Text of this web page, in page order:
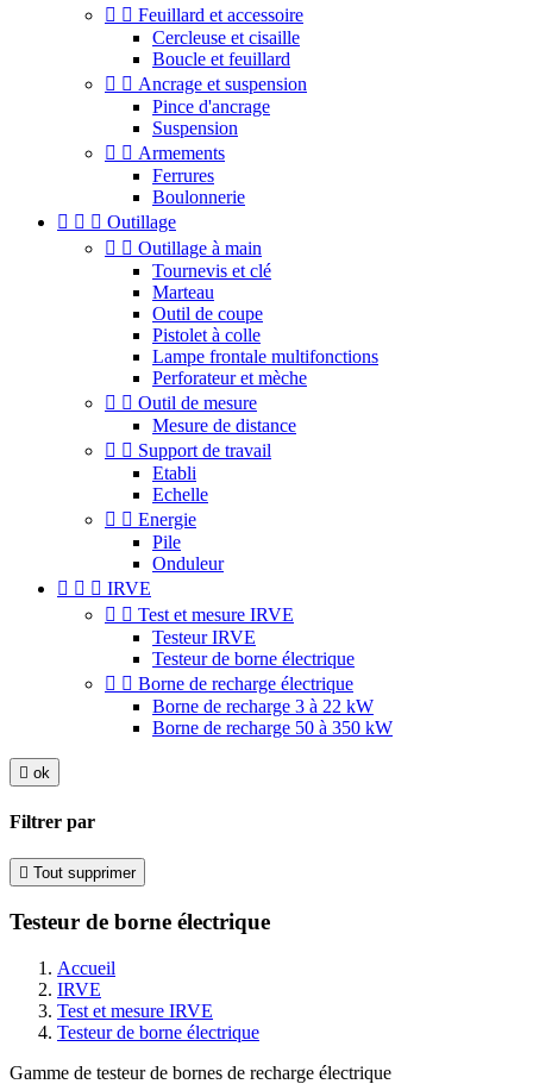
  Feuillard et accessoire
Cercleuse et cisaille
Boucle et feuillard
  Ancrage et suspension
Pince d'ancrage
Suspension
  Armements
Ferrures
Boulonnerie
   Outillage
  Outillage à main
Tournevis et clé
Marteau
Outil de coupe
Pistolet à colle
Lampe frontale multifonctions
Perforateur et mèche
  Outil de mesure
Mesure de distance
  Support de travail
Etabli
Echelle
  Energie
Pile
Onduleur
   IRVE
  Test et mesure IRVE
Testeur IRVE
Testeur de borne électrique
  Borne de recharge électrique
Borne de recharge 3 à 22 kW
Borne de recharge 50 à 350 kW
 ok
Filtrer par
 Tout supprimer
Testeur de borne électrique
Accueil
IRVE
Test et mesure IRVE
Testeur de borne électrique
Gamme de testeur de bornes de recharge électrique